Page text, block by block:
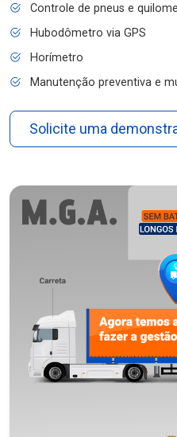
Controle de pneus e
Hubodômetro via GPS
Horímetro
Manutenção preventiva e
Solicite uma